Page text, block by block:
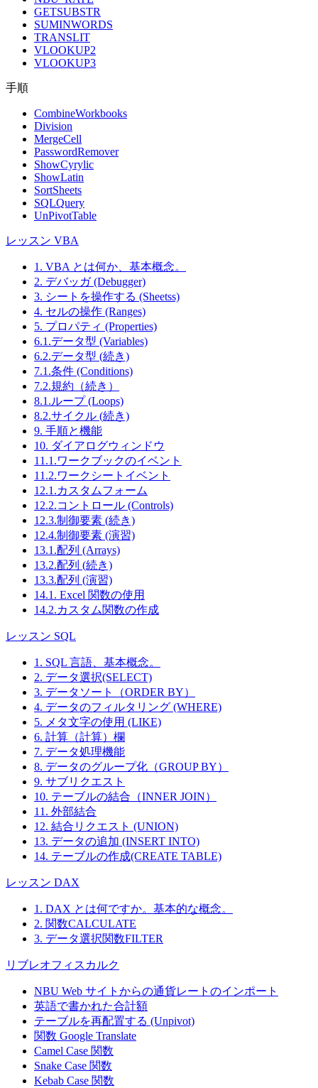
GETSUBSTR
SUMINWORDS
TRANSLIT
VLOOKUP2
VLOOKUP3
手順
CombineWorkbooks
Division
MergeCell
PasswordRemover
ShowCyrylic
ShowLatin
SortSheets
SQLQuery
UnPivotTable
レッスン VBA
1. VBA とは何か、基本概念。
2. デバッガ (Debugger)
3. シートを操作する (Sheetss)
4. セルの操作 (Ranges)
5. プロパティ (Properties)
6.1.データ型 (Variables)
6.2.データ型 (続き)
7.1.条件 (Conditions)
7.2.規約（続き）
8.1.ループ (Loops)
8.2.サイクル (続き)
9. 手順と機能
10. ダイアログウィンドウ
11.1.ワークブックのイベント
11.2.ワークシートイベント
12.1.カスタムフォーム
12.2.コントロール (Controls)
12.3.制御要素 (続き)
12.4.制御要素 (演習)
13.1.配列 (Arrays)
13.2.配列 (続き)
13.3.配列 (演習)
14.1. Excel 関数の使用
14.2.カスタム関数の作成
レッスン SQL
1. SQL 言語、基本概念。
2. データ選択(SELECT)
3. データソート（ORDER BY）
4. データのフィルタリング (WHERE)
5. メタ文字の使用 (LIKE)
6. 計算（計算）欄
7. データ処理機能
8. データのグループ化（GROUP BY）
9. サブリクエスト
10. テーブルの結合（INNER JOIN）
11. 外部結合
12. 結合リクエスト (UNION)
13. データの追加 (INSERT INTO)
14. テーブルの作成(CREATE TABLE)
レッスン DAX
1. DAX とは何ですか。基本的な概念。
2. 関数CALCULATE
3. データ選択関数FILTER
リブレオフィスカルク
NBU Web サイトからの通貨レートのインポート
英語で書かれた合計額
テーブルを再配置する (Unpivot)
関数 Google Translate
Camel Case 関数
Snake Case 関数
Kebab Case 関数